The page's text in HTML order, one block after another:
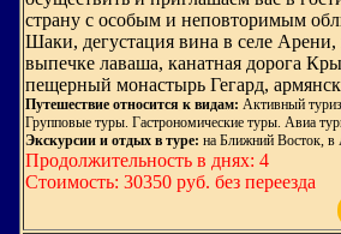
страну с особым и неповторимым
Шаки, дегустация вина в селе Арени,
выпечке лаваша, канатная дорога
пещерный монастырь Гегард,
Путешествие относится к видам: Активный
Групповые туры. Гастрономические туры. Авиа
Экскурсии и отдых в туре: на Ближний Восток,
Продолжительность в днях: 4
Стоимость: 30350 руб. без переезда